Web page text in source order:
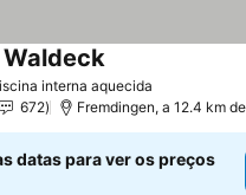
interna aquecida
672 Fremdingen, a 12.4 km
datas para ver os preços